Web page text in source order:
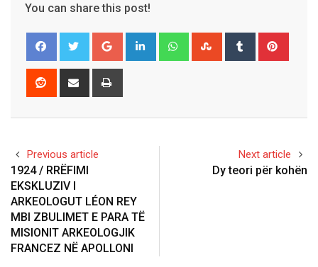
You can share this post!
Google+ LinkedIn WhatsappStumbleUpon
Tumblr
Reddit
Share
Previous article
1924 / RRËFIMI
EKSKLUZIV I
ARKEOLOGUT LÉON REY
MBI ZBULIMET E PARA TË
MISIONIT ARKEOLOGJIK
FRANCEZ NË APOLLONI
Next article
Dy teori për kohën